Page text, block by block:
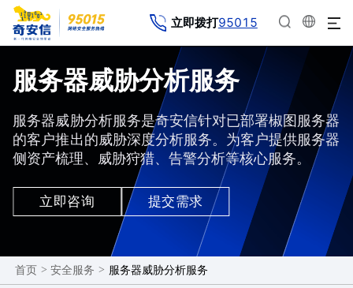
立即拨打95015
服务器威胁分析服务
服务器威胁分析服务是奇安信针对已部署椒图服务器
的客户推出的威胁深度分析服务。为客户提供服务器
侧资产梳理、威胁狩猎、告警分析等核心服务。
立即咨询 提交需求
首页 > 安全服务 > 服务器威胁分析服务